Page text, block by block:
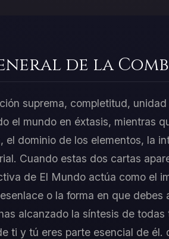
de la
suprema, completitud,
el mundo en éxtasis, mientras
el dominio de los elementos, la
Cuando estas dos cartas
de El Mundo actúa como el
o la forma en que debes
alcanzado la síntesis de
ti y tú eres parte esencial de él.